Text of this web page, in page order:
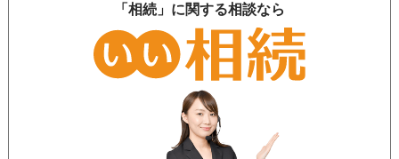
「相続」に関する相談なら